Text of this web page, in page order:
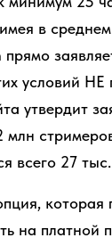
в
условий НЕ
утвердит
млн
всего 27 тыс.
которая
на платной